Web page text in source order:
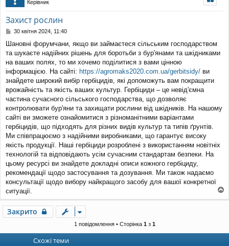
уп
Керівник
Захист рослин
П
в
і
д
о
м
л
е
н
н
я
30 квітня 2024, 11:40
Шановні форумчани, якщо ви займаєтеся сільським господарством
та шукаєте надійних рішень для боротьби з бур'янами та шкідниками
на ваших полях, то ми хочемо поділитися з вами цінною
інформацією. На сайті: https://agromaks2020.com.ua/gerbitsidy/ ви
знайдете широкий вибір гербіцидів, які допоможуть вам покращити
врожайність та якість ваших культур. Гербіциди – це невід'ємна
частина сучасного сільського господарства, що дозволяє
контролювати бур'яни та захищати рослини від шкідників. На нашому
сайті ви зможете ознайомитися з різноманітними варіантами
гербіцидів, що підходять для різних видів культур та типів ґрунтів.
Ми співпрацюємо з надійними виробниками, що гарантує високу
якість продукції. Наші гербіциди розроблені з використанням новітніх
технологій та відповідають усім сучасним стандартам безпеки. На
цьому ресурсі ви знайдете докладні описи кожного гербіциду,
рекомендації щодо застосування та дозування. Ми також надаємо
консультації щодо вибору найкращого засобу для вашої конкретної
ситуації.
о
Закрито
1 повідомлення • Сторінка 1з 1
Схожі теми